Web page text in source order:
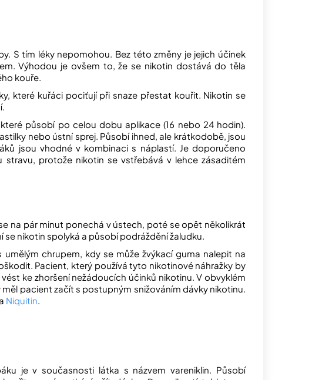
S tím léky nepomohou. Bez této změny je jejich účinek
Výhodou je ovšem to, že se nikotin dostává do těla
kouře.
které kuřáci pociťují při snaze přestat kouřit. Nikotin se
působí po celou dobu aplikace (16 nebo 24 hodin).
nebo ústní sprej. Působí ihned, ale krátkodobě, jsou
jsou vhodné v kombinaci s náplastí. Je doporučeno
stravu, protože nikotin se vstřebává v lehce zásaditém
na pár minut ponechá v ústech, poté se opět několikrát
se nikotin spolyká a působí podráždění žaludku.
chrupem, kdy se může žvýkací guma nalepit na
Pacient, který používá tyto nikotinové náhražky by
ke zhoršení nežádoucích účinků nikotinu. V obvyklém
pacient začít s postupným snižováním dávky nikotinu.
Niquitin.
je v současnosti látka s názvem vareniklin. Působí